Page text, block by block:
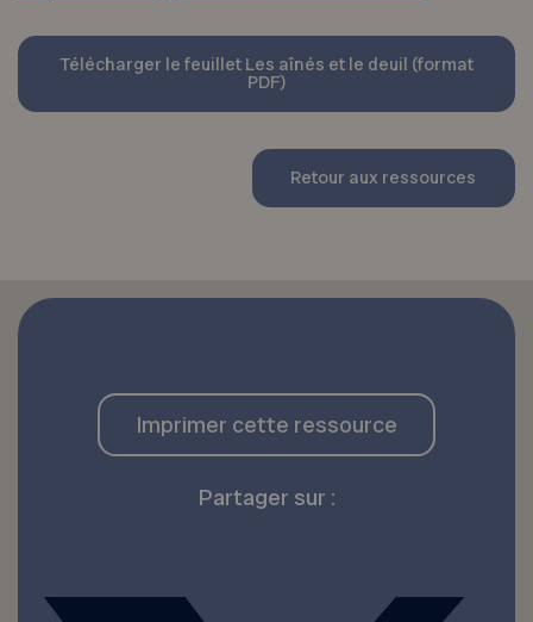
Télécharger le feuillet Les aînés et le deuil (format
PDF)
Retour aux ressources
Imprimer cette ressource
Partager sur :